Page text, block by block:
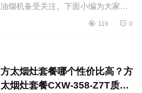
油烟机备受关注。下面小编为大家介
万和油烟机怎么样 万和油烟机哪
119 0
方太烟灶套餐哪个性价比高？方
太烟灶套餐CXW-358-Z7T质量